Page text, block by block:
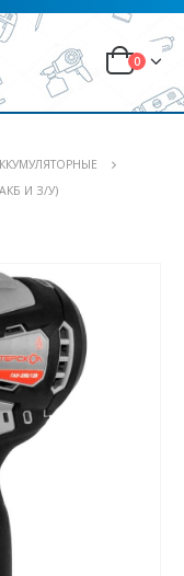
0
И З/У)